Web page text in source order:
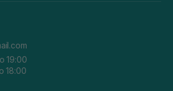
19:00
18:00